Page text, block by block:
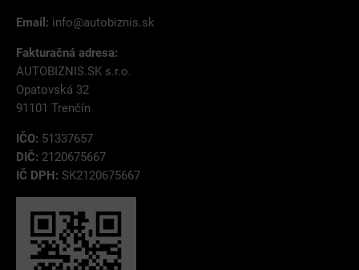
Email: info@autobiznis.sk
Fakturačná adresa:
AUTOBIZNIS.SK s.r.o.
Opatovská 32
91101 Trenčín
IČO: 51337657
DIČ: 2120675667
IČ DPH: SK2120675667